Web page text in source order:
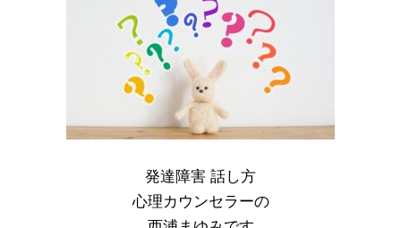
発達障害 話し方
心理カウンセラーの